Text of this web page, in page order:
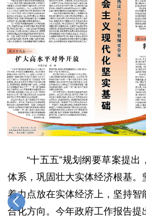
“十五五”规划纲要草案提出
体系，巩固壮大实体经济根基。
着力点放在实体经济上，坚持智
合化方向。今年政府工作报告提